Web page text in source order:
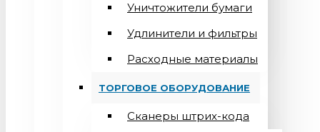
Уничтожители бумаги
Удлинители и фильтры
Расходные материалы
ТОРГОВОЕ ОБОРУДОВАНИЕ
Сканеры штрих-кода